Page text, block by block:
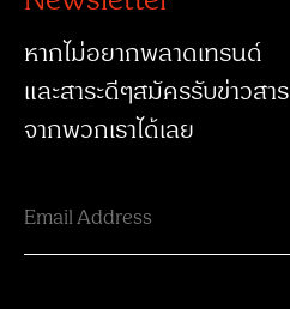
หากไม่อยากพลาดเทรนด์
และสาระดีๆสมัครรับข่าวสาร
จากพวกเราได้เลย